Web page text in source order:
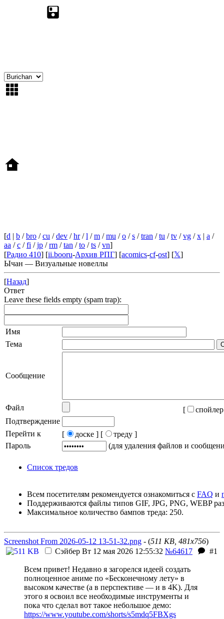
[d | b /bro /cu /dev /hr/l /m /mu /o /s /tran /tu /tv /vg /x | a /
aa /c /fi /jp /rm /tan /to /ts /vn]
[Радио 410] [ii.booru-Архив РПГ] [acomics-cf-ost] [𝕏]
Ычан — Визуальные новеллы
[Назад]
Ответ
Leave these fields empty (spam trap):
Имя
Тема
Сообщение
Файл [
Подтверждение
Перейти к
[ доске ] [
треду ]
Пароль
(для удаления файлов и
Список тредов
Всем посетителям рекомендуется ознакомиться с FAQ и
Поддерживаются файлы типов GIF, JPG, PNG, WEBP
Максимальное количество бампов треда: 250.
Screenshot From 2026-05-12 13-51-32.png - (511 KB, 481x756)
Сэйбер Вт 12 мая 2026 12:55:32 №64617 #1
Всем привет! Недавно я загорелся идеей создать
полноценное аниме по «Бесконечному лету» в
высоком качестве (а в перспективе — и в 4K). Для
этого я освоил все необходимые инструменты и
пока что сделал вот такое небольшое демо:
https://www.youtube.com/shorts/s5mdq5FBXgs